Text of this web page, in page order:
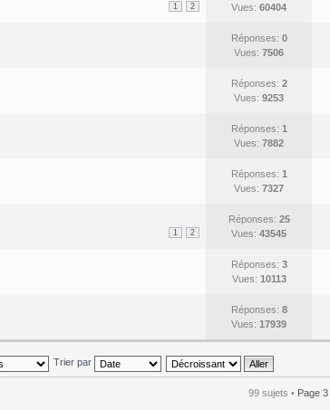
1 2
Vues: 60404
Réponses: 0
Vues: 7506
Réponses: 2
Vues: 9253
Réponses: 1
Vues: 7882
Réponses: 1
Vues: 7327
1 2
Réponses: 25
Vues: 43545
Réponses: 3
Vues: 10113
Réponses: 8
Vues: 17939
Trier par
99 sujets • Page 3